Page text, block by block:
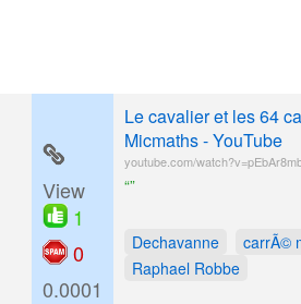
View
1
0
0.0001
Le cavalier et les 64
Micmaths - YouTube
youtube.com/
“”
Dechavanne carrÃ©
Raphael Robbe